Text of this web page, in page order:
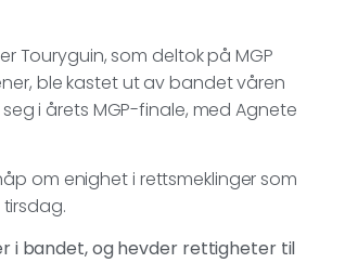
Touryguin, som deltok på MGP
ble kastet ut av bandet våren
i årets MGP-finale, med Agnete
om enighet i rettsmeklinger som
i bandet, og hevder rettigheter til